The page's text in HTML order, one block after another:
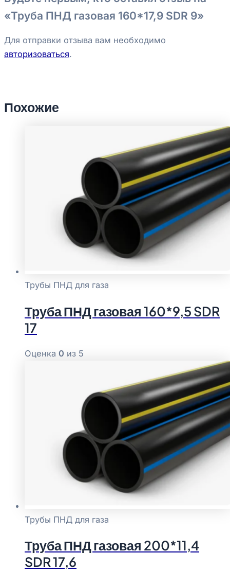
«Труба ПНД газовая 160*17,9 SDR 9»
Для отправки отзыва вам необходимо
авторизоваться.
Похожие
Трубы ПНД для газа
Труба ПНД газовая 160*9,5 SDR
17
Оценка 0 из 5
Трубы ПНД для газа
Труба ПНД газовая 200*11,4
SDR 17,6